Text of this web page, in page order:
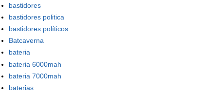
bastidores
bastidores politica
bastidores políticos
Batcaverna
bateria
bateria 6000mah
bateria 7000mah
baterias